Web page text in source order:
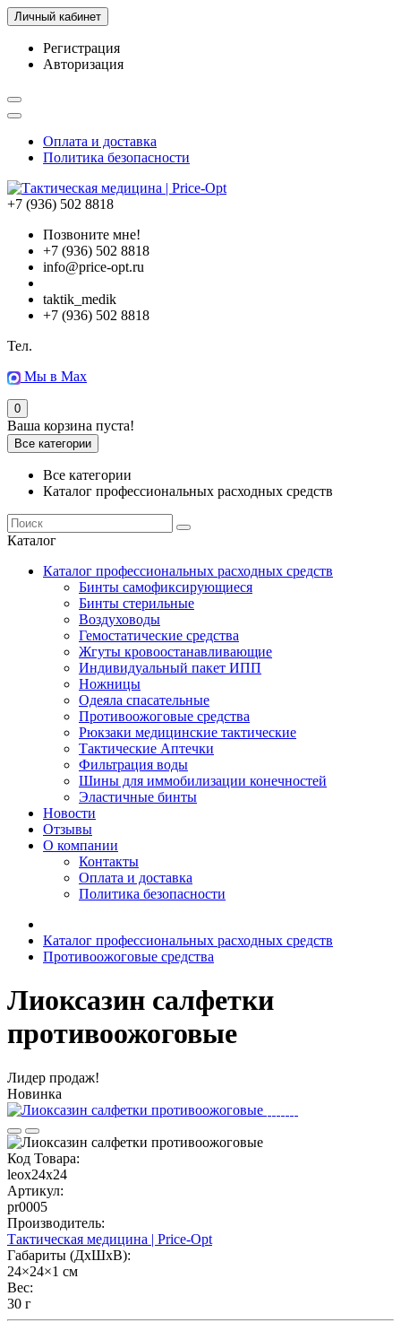
Личный кабинет
Регистрация
Авторизация
Оплата и доставка
Политика безопасности
+7 (936) 502 8818
Позвоните мне!
+7 (936) 502 8818
info@price-opt.ru
taktik_medik
+7 (936) 502 8818
Тел.
Мы в Max
0
Ваша корзина пуста!
Все категории
Все категории
Каталог профессиональных расходных средств
Каталог
Каталог профессиональных расходных средств
Бинты самофиксирующиеся
Бинты стерильные
Воздуховоды
Гемостатические средства
Жгуты кровоостанавливающие
Индивидуальный пакет ИПП
Ножницы
Одеяла спасательные
Противоожоговые средства
Рюкзаки медицинские тактические
Тактические Аптечки
Фильтрация воды
Шины для иммобилизации конечностей
Эластичные бинты
Новости
Отзывы
О компании
Контакты
Оплата и доставка
Политика безопасности
Каталог профессиональных расходных средств
Противоожоговые средства
Лиоксазин салфетки
противоожоговые
Лидер продаж!
Новинка
Код Товара:
leox24x24
Артикул:
pr0005
Производитель:
Тактическая медицина | Price-Opt
Габариты (ДхШхВ):
24×24×1 см
Вес:
30 г